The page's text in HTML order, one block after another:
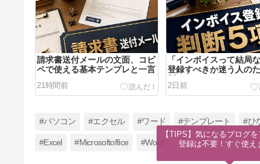
請求書送付メールの文面、コピ
ペで使える基本テンプレと一言
21時間前
「インボイスって結局
登録すべきか迷う人の
断チェック5項目
2日前
#パソコン #エクセル #ワード #テンプレート #ひ
#Excel #Microsoftoffice #Word
【TIPS】気になるブログを
登録は不要！すぐ使え